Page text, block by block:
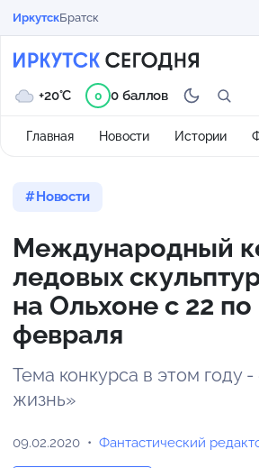
ИркутскБратск
Главная Новости Истории
+20°C 0 0 баллов
Новости
Международный
ледовых
на Ольхоне с 22 по
февраля
Тема конкурса в этом году
жизнь»
09.02.2020 Фантастический